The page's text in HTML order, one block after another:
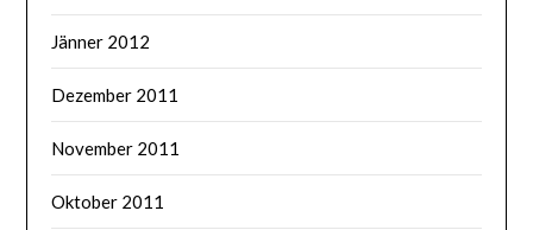
Jänner 2012
Dezember 2011
November 2011
Oktober 2011